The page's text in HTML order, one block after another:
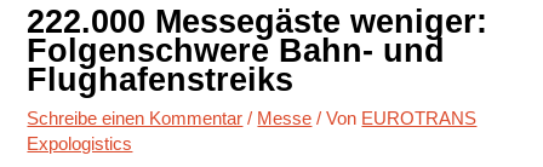
222.000 Messegäste weniger:
Folgenschwere Bahn- und
Flughafenstreiks
Schreibe einen Kommentar / Messe / Von EUROTRANS
Expologistics